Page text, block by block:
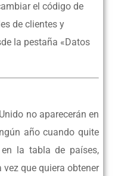
el código de
de clientes y
la pestaña «Datos
no aparecerán en
año cuando quite
la tabla de países,
que quiera obtener